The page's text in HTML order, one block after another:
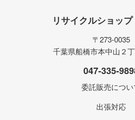
リサイクルショッ
〒273-0035
千葉県船橋市本中山２
047-335-
委託販売につい
出張対応